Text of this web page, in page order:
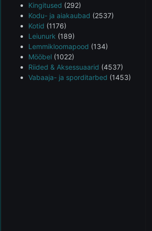
Kingitused (292)
Kodu- ja aiakaubad (2537)
Kotid (1176)
Leiunurk (189)
Lemmikloomapood (134)
Mööbel (1022)
Riided & Aksessuaarid (4537)
Vabaaja- ja sporditarbed (1453)